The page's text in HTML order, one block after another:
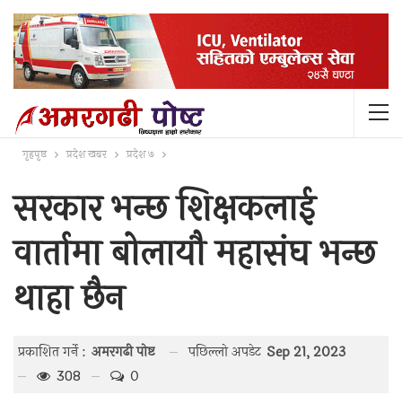
गृहपृष्ठ प्रदेश खबर प्रदेश ७
सरकार भन्छ शिक्षकलाई
वार्तामा बोलायौ महासंघ भन्छ
थाहा छैन
प्रकाशित गर्ने : अमरगढी पाेष्ट पछिल्लाे अपडेट Sep 21, 2023
308 0